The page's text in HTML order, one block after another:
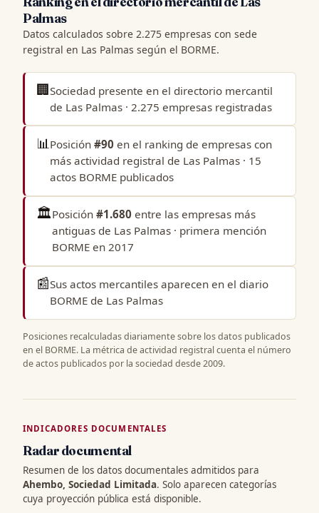
Palmas
Datos calculados sobre 2.275 empresas con sede
registral en Las Palmas según el BORME.
🏢Sociedad presente en el directorio mercantil
de Las Palmas · 2.275 empresas registradas
📊Posición #90 en el ranking de empresas con
más actividad registral de Las Palmas · 15
actos BORME publicados
🏛️Posición #1.680 entre las empresas más
antiguas de Las Palmas · primera mención
BORME en 2017
📰Sus actos mercantiles aparecen en el diario
BORME de Las Palmas
Posiciones recalculadas diariamente sobre los datos publicados
en el BORME. La métrica de actividad registral cuenta el número
de actos publicados por la sociedad desde 2009.
INDICADORES DOCUMENTALES
Radar documental
Resumen de los datos documentales admitidos para
Ahembo, Sociedad Limitada. Solo aparecen categorías
cuya proyección pública está disponible.